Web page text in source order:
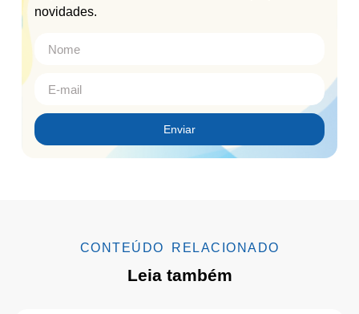
novidades.
Enviar
CONTEÚDO RELACIONADO
Leia também